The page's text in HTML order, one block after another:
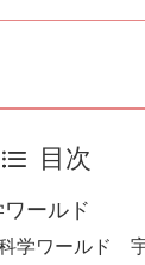
目次
ワールド
学ワールド